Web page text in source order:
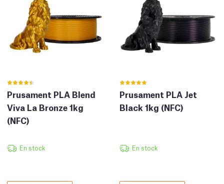
Prusament PLA Blend
Viva La Bronze 1kg
(NFC)
En stock
Prusament PLA Jet
Black 1kg (NFC)
En stock